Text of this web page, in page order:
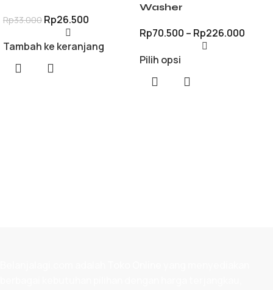
Rp33.000 Rp26.500
Tambah ke keranjang
Washer
Rp70.500 – Rp226.000
Pilih opsi